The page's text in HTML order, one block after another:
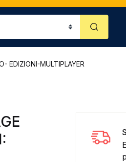
EDIZIONI-MULTIPLAYER